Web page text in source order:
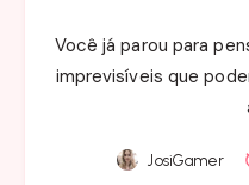
Você já parou para
imprevisíveis que
JosiGamer